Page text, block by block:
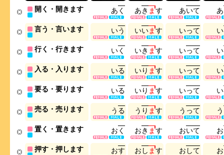
開く・開きます あ く あき ます あいて あ
言う・言います いう いいます いって い
行く・行きます いく いき ます いって い
入る・入ります いる いり ます いって い
要る・要ります いる いり ます いって い
売る・売ります う る う り ます う って う
置く・置きます お く おき ます おいて お
押す・押します おす お し ます お して お